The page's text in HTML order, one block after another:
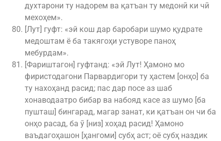
духтарони ту надорем ва қатъан ту медонӣ ки чӣ
мехоҳем».
[Лут] гуфт: «эй кош дар баробари шумо қудрате
медоштам ё ба такягоҳи устуворе паноҳ
мебурдам».
[Фариштагон] гуфтанд: «эй Лут! Ҳамоно мо
фиристодагони Парвардигори ту ҳастем [онҳо] ба
ту нахоҳанд расид; пас дар посе аз шаб
хонаводаатро бибар ва набояд касе аз шумо [ба
пушташ] бингарад, магар занат, ки қатъан он чи ба
онҳо расад, ба ӯ [низ] хоҳад расид! Ҳамоно
ваъдагоҳашон [ҳангоми] субҳ аст; оё субҳ наздик